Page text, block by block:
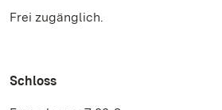
Frei zugänglich.
Schloss